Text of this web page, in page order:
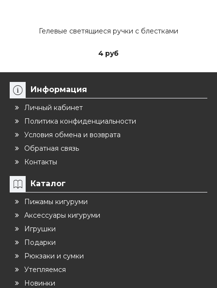
Гелевые светящиеся ручки с блестками
4 руб
Информация
Личный кабинет
Политика конфиденциальности
Условия обмена и возврата
Обратная связь
Контакты
Каталог
Пижамы кигуруми
Аксессуары кигуруми
Игрушки
Подарки
Рюкзаки и сумки
Утепляемся
Новинки